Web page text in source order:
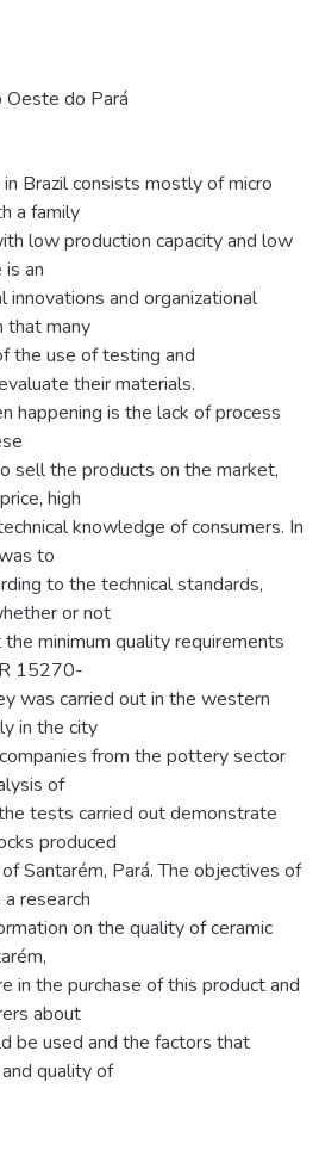
Oeste do Pará
Brazil consists mostly of micro
a family
low production capacity and low
an
and organizational
that many
the use of testing and
their materials.
happening is the lack of process
sell the products on the market,
high
knowledge of consumers. In
to
to the technical standards,
or not
minimum quality requirements
15270-
was carried out in the western
in the city
from the pottery sector
of
tests carried out demonstrate
produced
Santarém, Pará. The objectives of
research
on the quality of ceramic
in the purchase of this product and
about
be used and the factors that
quality of